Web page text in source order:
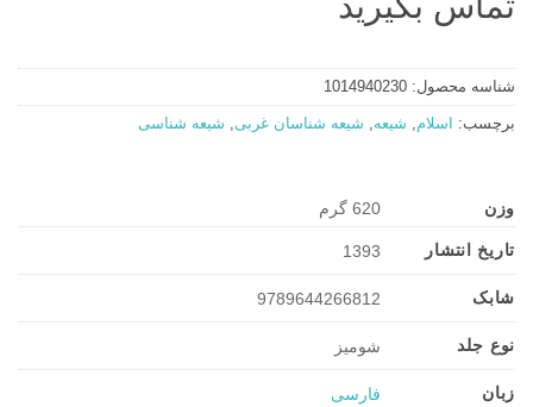
شناسه محصول: 1014940230
برچسب: اسلام شیعه شیعه شناسان غربی شیعه شناسی
وزن 620 گرم
تاریخ انتشار 1393
شابک 9789644266812
نوع جلد شومیز
زبان فارسی